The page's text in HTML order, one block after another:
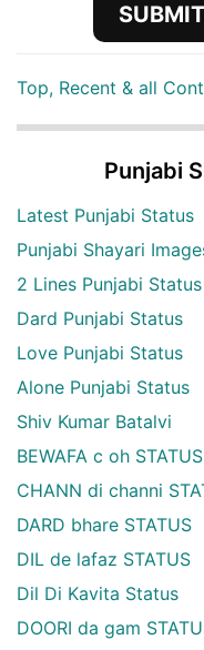
Top, Recent & all
Punjabi
Latest Punjabi Status
Punjabi Shayari
2 Lines Punjabi Status
Dard Punjabi Status
Love Punjabi Status
Alone Punjabi Status
Shiv Kumar Batalvi
BEWAFA c oh STATUS
CHANN di channi
DARD bhare STATUS
DIL de lafaz STATUS
Dil Di Kavita Status
DOORI da gam